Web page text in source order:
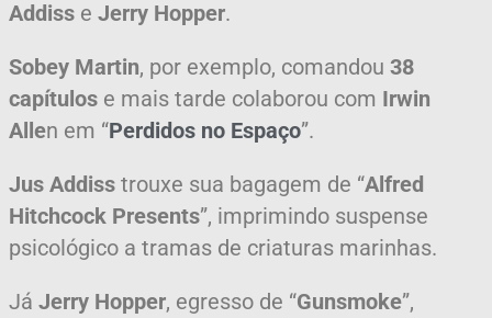
Addiss e Jerry Hopper.
Sobey Martin, por exemplo, comandou 38
capítulos e mais tarde colaborou com Irwin
Allen em “Perdidos no Espaço”.
Jus Addiss trouxe sua bagagem de “Alfred
Hitchcock Presents”, imprimindo suspense
psicológico a tramas de criaturas marinhas.
Já Jerry Hopper, egresso de “Gunsmoke”,